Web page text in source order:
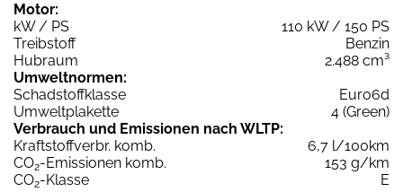
Motor:
kW / PS
110 kW / 150 PS
Treibstoff
Benzin
Hubraum
2.488 cm³
Umweltnormen:
Schadstoffklasse
Euro6d
Umweltplakette
4 (Green)
Verbrauch und Emissionen nach WLTP:
Kraftstoffverbr. komb.
6,7 l/100km
CO2-Emissionen komb.
153 g/km
CO2-Klasse
E